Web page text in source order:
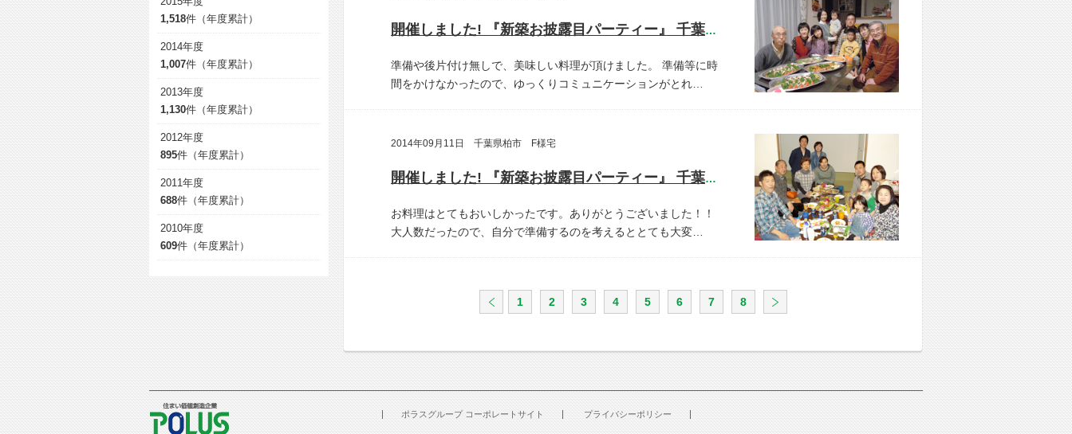
開催しました! 『新築お披露目パーティー』 千葉県松戸市 K様宅
準備や後片付け無しで、美味しい料理が頂けました。
準備等に時
間をかけなかったので、ゆっくりコミュニケーションがとれ…
2014年09月11日 千葉県柏市 F様宅
開催しました! 『新築お披露目パーティー』 千葉県柏市 F様宅
お料理はとてもおいしかったです。ありがとうございました！！
大人数だったので、自分で準備するのを考えるととても大変…
1 2 3 4 5 6 7 8
1,518件（年度累計）
2014年度
1,007件（年度累計）
2013年度
1,130件（年度累計）
2012年度
895件（年度累計）
2011年度
688件（年度累計）
2010年度
609件（年度累計）
ポラスグループ コーポレートサイト
プライバシーポリシー